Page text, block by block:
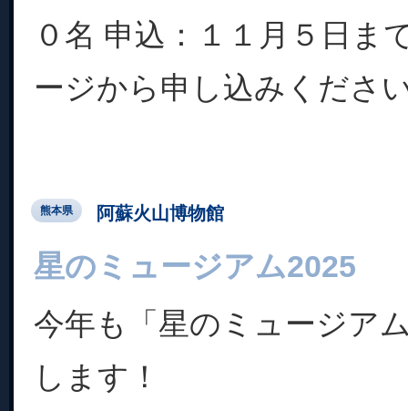
０名 申込：１１月５日ま
ージから申し込みくださ
熊本県 阿蘇火山博物館
星のミュージアム2025
今年も「星のミュージア
します！